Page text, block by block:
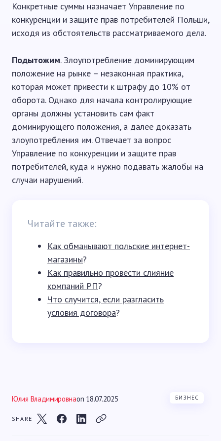
Конкретные суммы назначает Управление по
конкуренции и защите прав потребителей Польши,
исходя из обстоятельств рассматриваемого дела.
Подытожим. Злоупотребление доминирующим
положение на рынке – незаконная практика,
которая может привести к штрафу до 10% от
оборота. Однако для начала контролирующие
органы должны установить сам факт
доминирующего положения, а далее доказать
злоупотребления им. Отвечает за вопрос
Управление по конкуренции и защите прав
потребителей, куда и нужно подавать жалобы на
случаи нарушений.
Читайте также:
Как обманывают польские интернет-
магазины?
Как правильно провести слияние
компаний РП?
Что случится, если разгласить
условия договора?
Юлия Владимировнаon 18.07.2025 БИЗНЕС
SHARE